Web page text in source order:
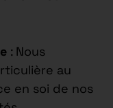
: Nous
au
en soi de nos